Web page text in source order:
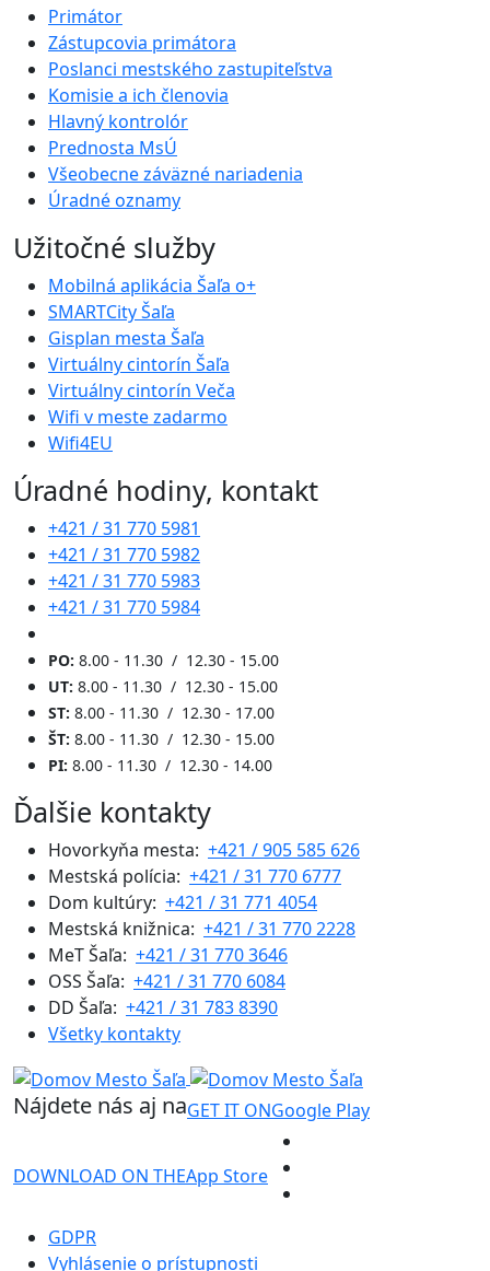
Primátor
Zástupcovia primátora
Poslanci mestského zastupiteľstva
Komisie a ich členovia
Hlavný kontrolór
Prednosta MsÚ
Všeobecne záväzné nariadenia
Úradné oznamy
Užitočné služby
Mobilná aplikácia Šaľa o+
SMARTCity Šaľa
Gisplan mesta Šaľa
Virtuálny cintorín Šaľa
Virtuálny cintorín Veča
Wifi v meste zadarmo
Wifi4EU
Úradné hodiny, kontakt
+421 / 31 770 5981
+421 / 31 770 5982
+421 / 31 770 5983
+421 / 31 770 5984
PO: 8.00 - 11.30 / 12.30 - 15.00
UT: 8.00 - 11.30 / 12.30 - 15.00
ST: 8.00 - 11.30 / 12.30 - 17.00
ŠT: 8.00 - 11.30 / 12.30 - 15.00
PI: 8.00 - 11.30 / 12.30 - 14.00
Ďalšie kontakty
Hovorkyňa mesta: +421 / 905 585 626
Mestská polícia: +421 / 31 770 6777
Dom kultúry: +421 / 31 771 4054
Mestská knižnica: +421 / 31 770 2228
MeT Šaľa: +421 / 31 770 3646
OSS Šaľa: +421 / 31 770 6084
DD Šaľa: +421 / 31 783 8390
Všetky kontakty
Nájdete nás aj naGET IT ONGoogle Play
DOWNLOAD ON THEApp Store
GDPR
Vyhlásenie o prístupnosti